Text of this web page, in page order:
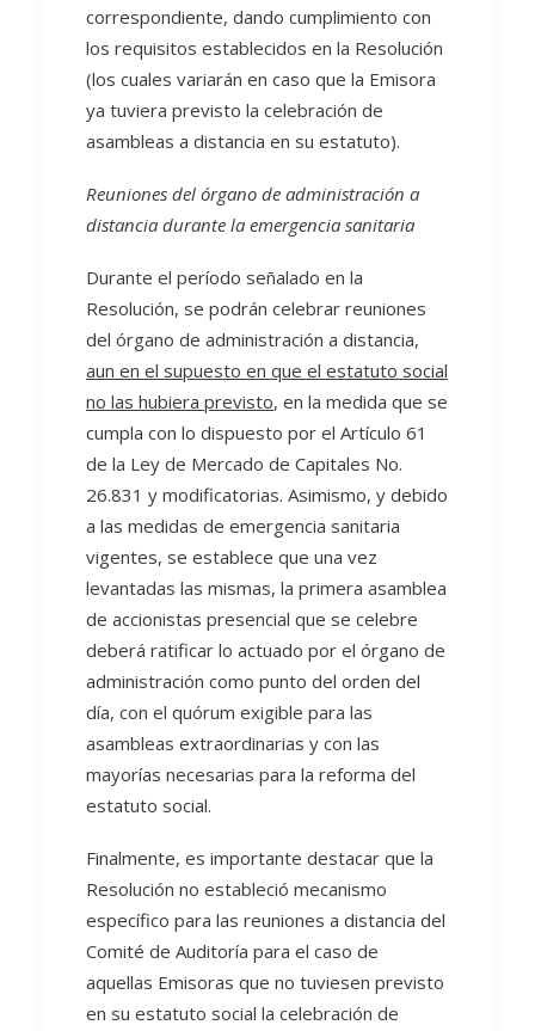
correspondiente, dando cumplimiento con
los requisitos establecidos en la Resolución
(los cuales variarán en caso que la Emisora
ya tuviera previsto la celebración de
asambleas a distancia en su estatuto).
Reuniones del órgano de administración a
distancia durante la emergencia sanitaria
Durante el período señalado en la
Resolución, se podrán celebrar reuniones
del órgano de administración a distancia,
aun en el supuesto en que el estatuto social
no las hubiera previsto, en la medida que se
cumpla con lo dispuesto por el Artículo 61
de la Ley de Mercado de Capitales No.
26.831 y modificatorias. Asimismo, y debido
a las medidas de emergencia sanitaria
vigentes, se establece que una vez
levantadas las mismas, la primera asamblea
de accionistas presencial que se celebre
deberá ratificar lo actuado por el órgano de
administración como punto del orden del
día, con el quórum exigible para las
asambleas extraordinarias y con las
mayorías necesarias para la reforma del
estatuto social.
Finalmente, es importante destacar que la
Resolución no estableció mecanismo
específico para las reuniones a distancia del
Comité de Auditoría para el caso de
aquellas Emisoras que no tuviesen previsto
en su estatuto social la celebración de